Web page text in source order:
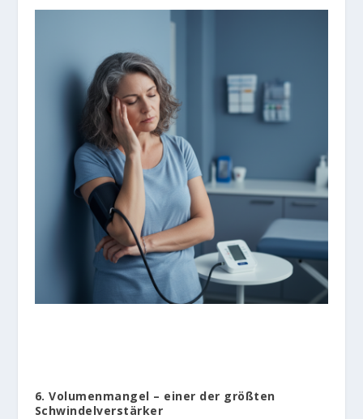
6. Volumenmangel – einer der größten
Schwindelverstärker